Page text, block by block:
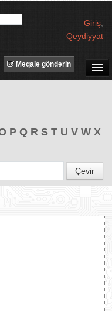
Giriş
Qeydiyyat
Məqalə göndərin
P Q R S T U V W X
Çevir